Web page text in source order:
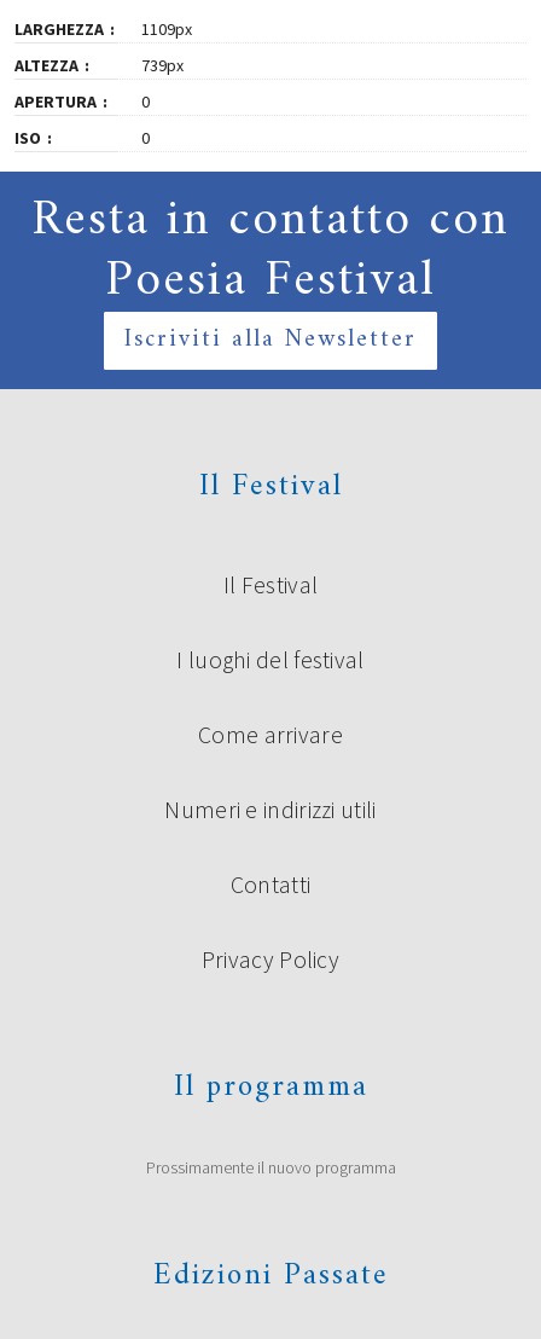
LARGHEZZA
1109px
ALTEZZA
739px
APERTURA
0
ISO
0
Resta in contatto con
Poesia Festival
Iscriviti alla Newsletter
Il Festival
Il Festival
I luoghi del festival
Come arrivare
Numeri e indirizzi utili
Contatti
Privacy Policy
Il programma
Prossimamente il nuovo programma
Edizioni Passate